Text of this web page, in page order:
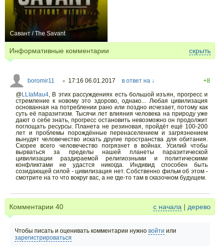
Савант / The Savant
Информативные комментарии скрыть
boromir11 ○ 17:16 06.01.2017 в ответ на ↓
+8
@LLIaMau4, В этих рассуждениях есть большой изъян, прогресс и
стремление к новому это здорово, однако... Любая цивилизация
основанная на потреблении рано или поздно исчезает, потому как
суть её паразитизм. Тысячи лет влияния человека на природу уже
дают о себе знать, прогресс остановить невозможно он продолжит
поглощать ресурсы. Планета не резиновая, пройдёт ещё 100-200
лет и проблемы порождённые перенаселением и загрязнением
вынудят человечество искать другие пространства для обитания.
Скорее всего человечество погрязнет в войнах. Усилий чтобы
вырваться за пределы нашей планеты паразитической
цивилизации раздираемой религиозными и политическими
конфликтами не удастся никогда. Индивид способен быть
созидающей силой - цивилизация нет. Собственно фильм об этом -
смотрите на то что вокруг вас, а не где-то там в сказочном будущем.
Комментарии 40 с начала | дерево
Чтобы писать и оценивать комментарии нужно войти или
зарегистрироваться